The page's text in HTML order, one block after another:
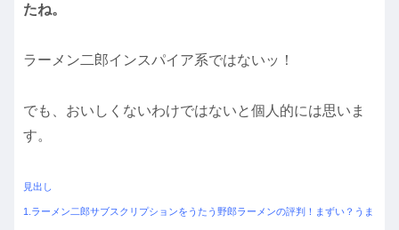
たね。
ラーメン二郎インスパイア系ではないッ！
でも、おいしくないわけではないと個人的には思いま
す。
見出し
1.ラーメン二郎サブスクリプションをうたう野郎ラーメンの評判！まずい？うま